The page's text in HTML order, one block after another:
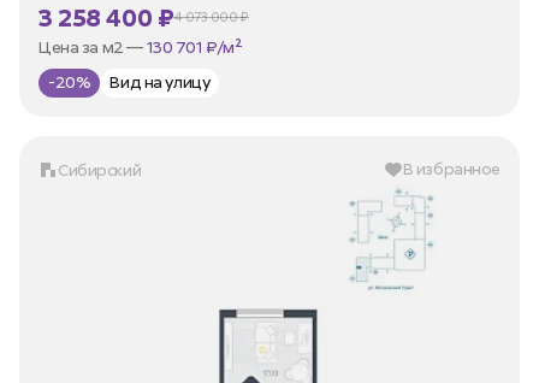
3 258 400 ₽4 073 000 ₽
В ипотеку —от 15 629 ₽/мес
Цена за м2 —
-20% Вид на улицу
Сибирский В избранное